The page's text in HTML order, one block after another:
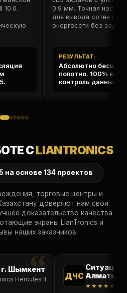
10.0.
0.9 мм. Точная
для вывода сотен
энергосети без
РЕЗУЛЬТАТ:
Абсолютно
полотно. 100%
контроль данных
СLIANTRONICS
на основе 134 проектов
торговые центры и
доверяют нам свои
доказательство качества
экраны LianTronics и
наших заказчиков.
Шымкент
Hercules II ДЧС Алматы
★★★★★